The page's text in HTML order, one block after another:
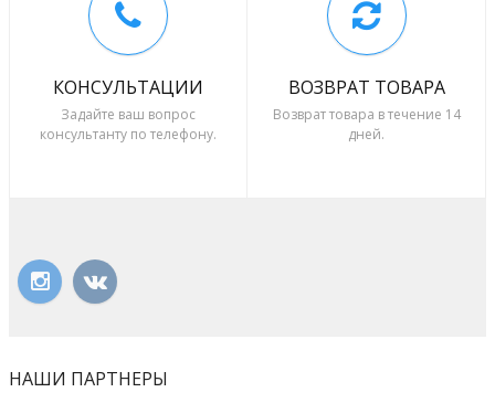
КОНСУЛЬТАЦИИ
Задайте ваш вопрос
консультанту по телефону.
ВОЗВРАТ ТОВАРА
Возврат товара в течение 14
дней.
НАШИ ПАРТНЕРЫ